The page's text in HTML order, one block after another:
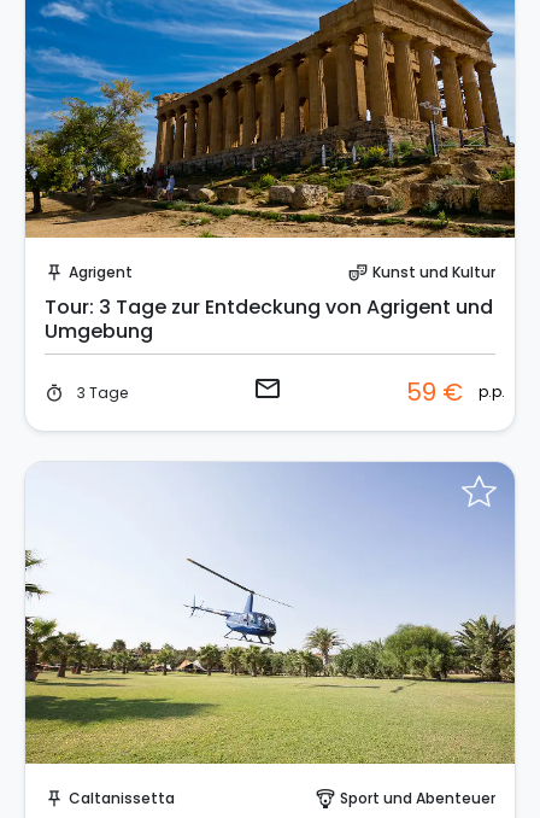
push_pin Agrigent theater_comedy Kunst und Kultur
Tour: 3 Tage zur Entdeckung von Agrigent und
Umgebung
timer 3 Tage email 59 € p.p.
push_pin Caltanissetta paragliding Sport und Abenteuer